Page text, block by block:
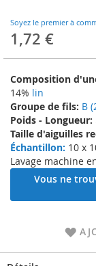
Soyez le premier à
1,72 €
Composition
14% lin
Groupe de fils: B
Poids - Longueur:
Taille d'aiguilles
Échantillon: 10 x
Lavage machine
Vous ne
beginning
of
the
gallery